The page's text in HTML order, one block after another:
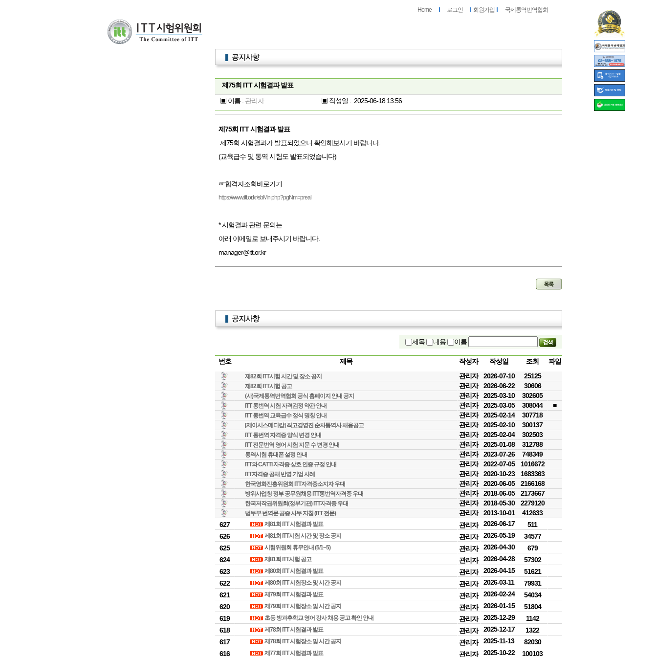
Home 로그인 회원가입 국제통역번역협회
제75회 ITT 시험결과 발표
▣ 이름 : 관리자 ▣ 작성일 : 2025-06-18 13:56
제75회 ITT시험결과 발표
제75회 시험결과가 발표되었으니 확인해보시기 바랍니다.
(교육급수 및 통역 시험도 발표되었습니다)
☞합격자조회바로가기
https://www.itt.or.kr/sbMn.php?pgNm=preal
*시험결과 관련 문의는
아래 이메일로 보내주시기 바랍니다.
manager@itt.or.kr
제목 내용 이름
번호 제목 작성자 작성일 조회 파일
제82회 ITT시험 시간 및 장소 공지 관리자 2026-07-10 25125
제82회 ITT시험 공고 관리자 2026-06-22 30606
(사)국제통역번역협회 공식 홈페이지 안내 공지 관리자 2025-03-10 302605
ITT 통번역 시험 자격검정 약관 안내 관리자 2025-03-05 308044 ■
ITT 통번역 교육급수 정식 명칭 안내 관리자 2025-02-14 307718
[제이시스메디칼] 최고경영진 순차통역사 채용공고 관리자 2025-02-10 300137
ITT 통번역 자격증 양식 변경 안내 관리자 2025-02-04 302503
ITT 전문번역 영어 시험 지문 수 변경 안내 관리자 2025-01-08 312788
통역시험 휴대폰 설정 안내 관리자 2023-07-26 748349
ITT와 CATTI 자격증 상호 인증 규정 안내 관리자 2022-07-05 1016672
ITT자격증 공채 반영 기업 사례 관리자 2020-10-23 1683363
한국영화진흥위원회 ITT자격증소지자 우대 관리자 2020-06-05 2166168
방위사업청 정부 공무원채용 ITT통번역자격증 우대 관리자 2018-06-05 2173667
한국저작권위원회(정부기관) ITT자격증 우대 관리자 2018-05-30 2279120
법무부 번역문 공증 사무 지침 (ITT 전문) 관리자 2013-10-01
412633
627
제81회 ITT 시험결과 발표 관리자 2026-06-17
511
626
제81회 ITT시험 시간 및 장소 공지 관리자 2026-05-19
34577
625
시험위원회 휴무안내 (5/1~5) 관리자 2026-04-30
679
624
제81회 ITT시험 공고 관리자 2026-04-28
57302
623
제80회 ITT 시험결과 발표 관리자 2026-04-15
51621
622
제80회 ITT 시험장소 및 시간 공지 관리자 2026-03-11
79931
621
제79회 ITT 시험결과 발표 관리자 2026-02-24
54034
620
제79회 ITT 시험장소 및 시간 공지 관리자 2026-01-15
51804
619
초등 방과후학교 영어 강사 채용 공고 확인 안내 관리자 2025-12-29
1142
618
제78회 ITT 시험결과 발표 관리자 2025-12-17
1322
617
제78회 ITT 시험장소 및 시간 공지 관리자 2025-11-13
82030
616
제77회 ITT 시험결과 발표 관리자 2025-10-22 100103